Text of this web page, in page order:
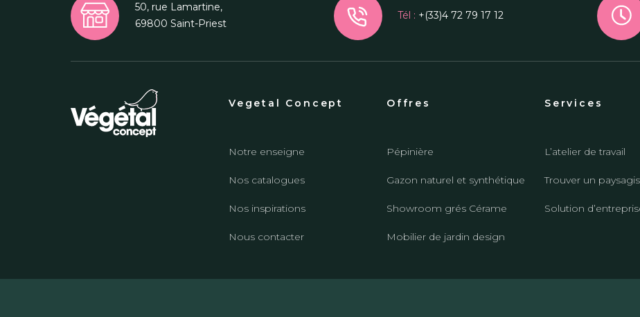
50, rue Lamartine,
69800 Saint-Priest
Tél : +(33)4 72 79 17 12
Vegetal Concept
Notre enseigne
Nos catalogues
Nos inspirations
Nous contacter
Offres
Pépinière
Gazon naturel et synthétique
Showroom grés Cérame
Mobilier de jardin design
Services
L’atelier de travail
Trouver un
Solution